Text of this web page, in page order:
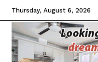
Thursday, August 6, 2026